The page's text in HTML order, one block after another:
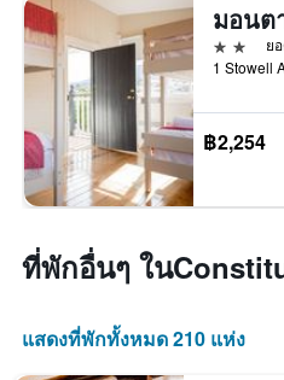
2 ดาว
ย
฿2,254
ที่พักอื่นๆ ใน
แสดงที่พักทั้งหมด 210 แห่ง